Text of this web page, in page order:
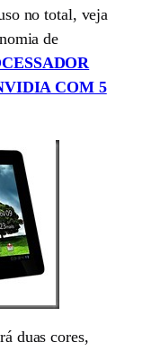
no total, veja
de
COM 5
duas cores,